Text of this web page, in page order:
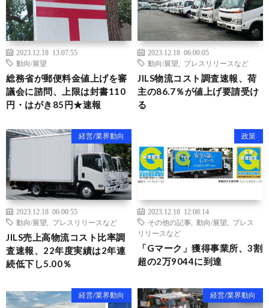
2023.12.18 13:07:55
動向/展望
総務省が郵便料金値上げを審
議会に諮問、上限は封書110
円・はがき85円★速報
2023.12.18 06:00:05
動向/展望
プレスリリースなど
JILS物流コスト調査速報、荷
主の86.7％が値上げ要請受け
る
経営/業界動向
2023.12.18 06:00:55
動向/展望
プレスリリースなど
JILS売上高物流コスト比率調
査速報、22年度実績は2年連
続低下し5.00％
政策
2023.12.18 12:08:14
その他の記事
動向/展望
プレス
リリースなど
「Gマーク」獲得事業所、3割
超の2万9044に到達
経営/業界動向 経営/業界動向